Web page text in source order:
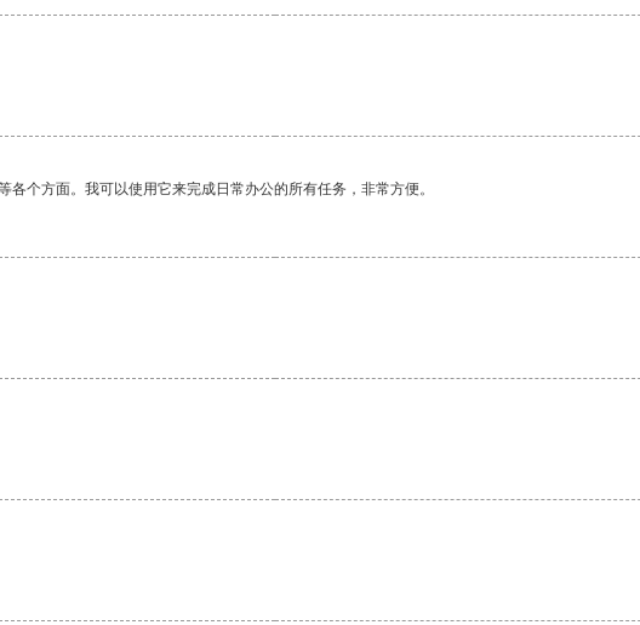
个方面。我可以使用它来完成日常办公的所有任务，非常方便。